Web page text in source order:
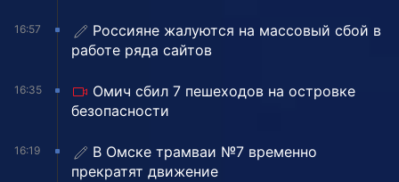
16:57
Россияне жалуются на массовый сбой в
работе ряда сайтов
16:35
Омич сбил 7 пешеходов на островке
безопасности
16:19
В Омске трамваи №7 временно
прекратят движение